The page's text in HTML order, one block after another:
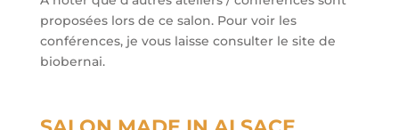
proposées lors de ce salon. Pour voir les
conférences, je vous laisse consulter le site de
biobernai.